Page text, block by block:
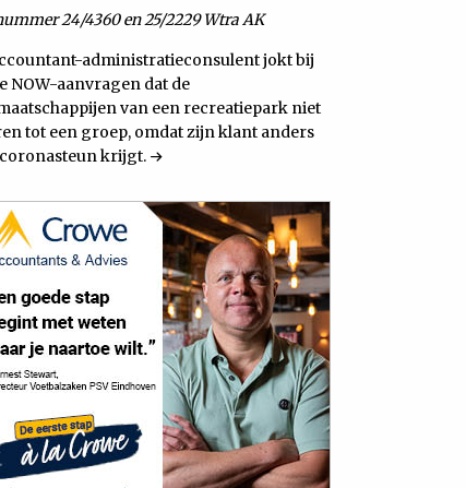
24/4360 en 25/2229 Wtra AK
administratieconsulent jokt bij
NOW-aanvragen dat de
van een recreatiepark niet
tot een groep, omdat zijn klant anders
krijgt.